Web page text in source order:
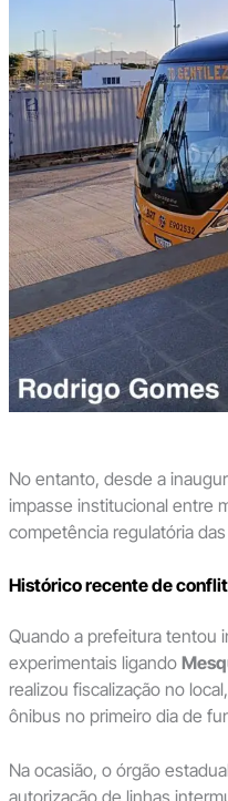
No entanto, desde a
impasse institucional entre
competência regulatória
Histórico recente de
Quando a prefeitura tentou
experimentais ligando
realizou fiscalização no
ônibus no primeiro dia de
Na ocasião, o órgão